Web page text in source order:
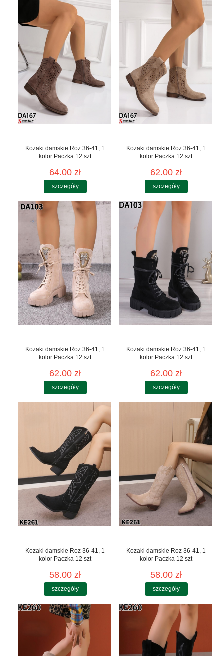
Kozaki damskie Roz 36-41, 1
kolor Paczka 12 szt
64.00 zł
szczegóły
Kozaki damskie Roz 36-41, 1
kolor Paczka 12 szt
62.00 zł
szczegóły
Kozaki damskie Roz 36-41, 1
kolor Paczka 12 szt
62.00 zł
szczegóły
Kozaki damskie Roz 36-41, 1
kolor Paczka 12 szt
62.00 zł
szczegóły
Kozaki damskie Roz 36-41, 1
kolor Paczka 12 szt
58.00 zł
szczegóły
Kozaki damskie Roz 36-41, 1
kolor Paczka 12 szt
58.00 zł
szczegóły